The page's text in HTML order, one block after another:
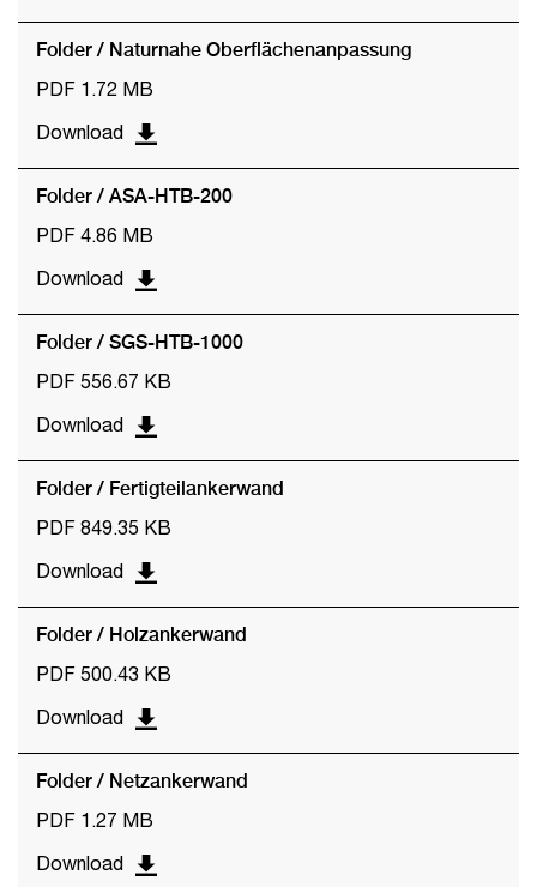
Folder / Naturnahe Oberflächenanpassung
PDF 1.72 MB
Download
Folder / ASA-HTB-200
PDF 4.86 MB
Download
Folder / SGS-HTB-1000
PDF 556.67 KB
Download
Folder / Fertigteilankerwand
PDF 849.35 KB
Download
Folder / Holzankerwand
PDF 500.43 KB
Download
Folder / Netzankerwand
PDF 1.27 MB
Download